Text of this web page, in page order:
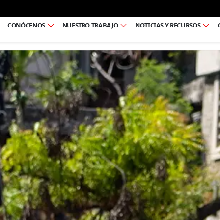
CONÓCENOS NUESTRO TRABAJO NOTICIAS Y RECURSOS